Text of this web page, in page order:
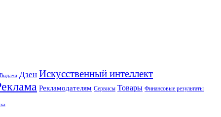
Выдача Дзен Искусственный интеллект
Рекламодателям Сервисы Товары Финансовые результаты